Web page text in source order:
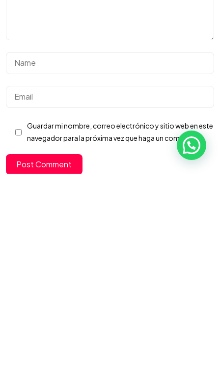
Guardar mi nombre, correo electrónico y sitio web en este
navegador para la próxima vez que haga un comentario.
Post Comment
©2025 UnWebmaster | Todos los derechos reservados.
Desarrollado por UnWebmaster